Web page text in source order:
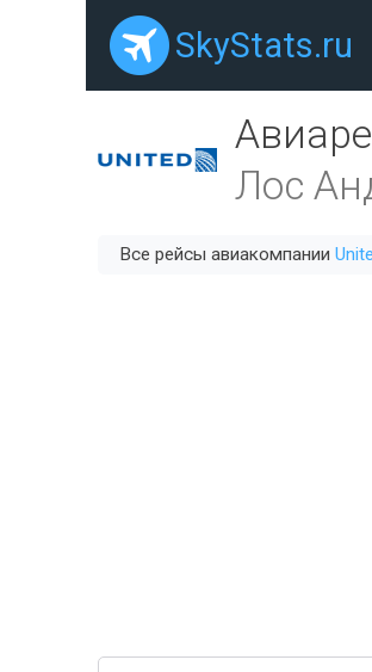
SkyStats.ru
Лос
Все рейсы авиакомпании